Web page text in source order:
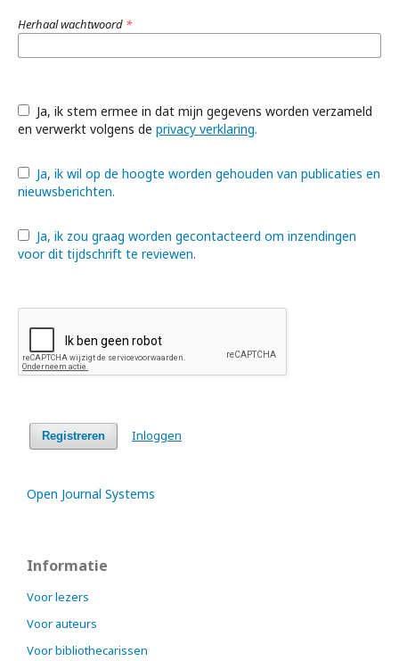
Herhaal wachtwoord *
en verwerkt volgens de privacy verklaring.
nieuwsberichten.
voor dit tijdschrift te reviewen.
Registreren Inloggen
Open Journal Systems
Informatie
Voor lezers
Voor auteurs
Voor bibliothecarissen